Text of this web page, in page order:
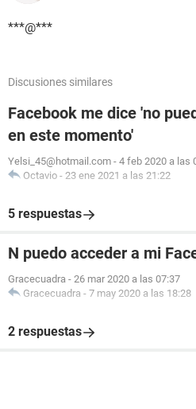
***@***
Discusiones similares
Facebook me dice 'no
en este momento'
Yelsi_45@hotmail.com - 4 feb 2020 a las
Octavio - 23 ene 2021 a las 21:22
5 respuestas
N puedo acceder a mi
Gracecuadra - 26 mar 2020 a las 07:37
Gracecuadra - 7 may 2020 a las 18:28
2 respuestas